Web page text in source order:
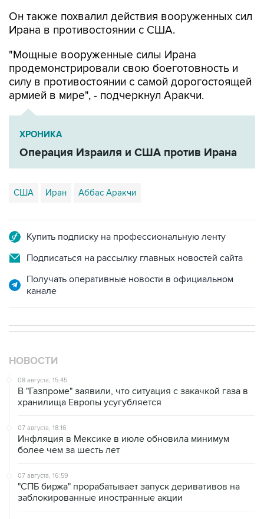
Он также похвалил действия вооруженных сил
Ирана в противостоянии с США.
"Мощные вооруженные силы Ирана
продемонстрировали свою боеготовность и
силу в противостоянии с самой дорогостоящей
армией в мире", - подчеркнул Аракчи.
ХРОНИКА
Операция Израиля и США против Ирана
США Иран Аббас Аракчи
Купить подписку на профессиональную ленту
Подписаться на рассылку главных новостей сайта
Получать оперативные новости в официальном
канале
НОВОСТИ
08 августа, 15:45
В "Газпроме" заявили, что ситуация с закачкой газа в
хранилища Европы усугубляется
07 августа, 18:16
Инфляция в Мексике в июле обновила минимум
более чем за шесть лет
07 августа, 16:59
"СПБ биржа" прорабатывает запуск деривативов на
заблокированные иностранные акции